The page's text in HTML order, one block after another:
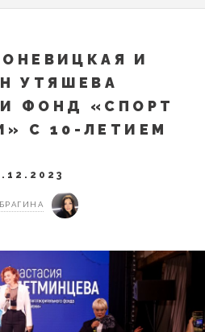
И
УТЯШЕВА
ФОНД «СПОРТ
С 10-ЛЕТИЕМ